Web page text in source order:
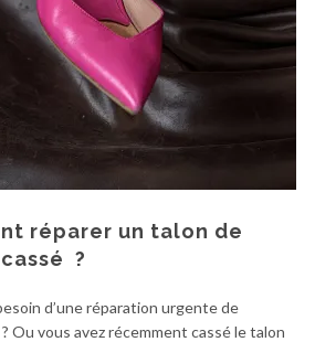
réparer un talon de
?
d’une réparation urgente de
Ou vous avez récemment cassé le talon